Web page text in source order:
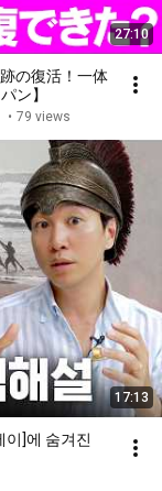
27:10
の復活！一体
ン】
• 79 views
17:13
이]에 숨겨진